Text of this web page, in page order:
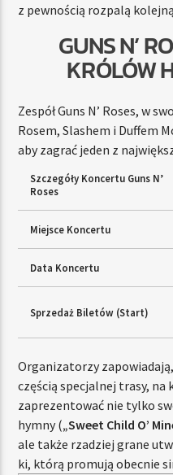
z pewnością rozpalą
GUNS N’
KRÓLÓW
Zespół Guns N’ Roses, w
Rosem, Slashem i Duffem
aby zagrać jeden z
Szczegóły Koncertu Guns N’
Roses
Miejsce Koncertu
Data Koncertu
Sprzedaż Biletów (Start)
Organizatorzy
częścią specjalnej trasy, na
zaprezentować nie tylko
hymny („Sweet Child O’
ale także rzadziej grane
ki, którą promują obecnie